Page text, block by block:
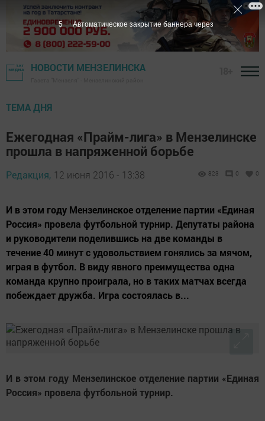
НОВОСТИ МЕНЗЕЛИНСКА
ТЕМА ДНЯ
Ежегодная «Прайм-лига» в Мензелинске
прошла в напряженной борьбе
Редакция, 12 июня 2016 - 13:38 823 0 0
И в этом году Мензелинское отделение партии «Единая
Россия» провела футбольной турнир. Депутаты района
и руководители поделившись на две команды в
течение 40 минут с удовольствием гонялись за мячом,
играя в футбол. В виду явного преимущества одна
команда крупно проиграла, но в таких матчах всегда
побеждает дружба. Игра состоялась в...
И в этом году Мензелинское отделение партии «Единая
Россия» провела футбольной турнир.
4 Автоматическое закрытие баннера через